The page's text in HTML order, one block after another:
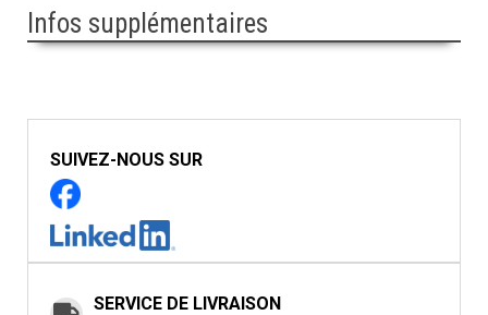
Infos supplémentaires
SUIVEZ-NOUS SUR
SERVICE DE LIVRAISON